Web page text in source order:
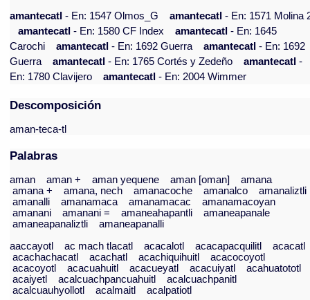
amantecatl- En: 1547 Olmos_G amantecatl- En: 1571 Molina
amantecatl- En: 1580 CF Index amantecatl- En: 1645
Carochi
amantecatl- En: 1692 Guerra amantecatl- En: 1692
Guerra
amantecatl- En: 1765 Cortés y Zedeño amantecatl-
En: 1780 Clavijero
amantecatl- En: 2004 Wimmer
Descomposición
aman-teca-tl
Palabras
aman aman + aman yequene aman [oman]
amana
amana +
amana, nech amanacoche amanalco
amanaliztli
amanalli
amanamaca amanamacac
amanamacoyan
amanani
amanani = amaneahapantli
amaneapanale
amaneapanaliztli
amaneapanalli
aaccayotl
ac mach tlacatl acacalotl acacapacquilitl
acacatl
acachachacatl
acachatl acachiquihuitl
acacocoyotl
acacoyotl
acacuahuitl acacueyatl acacuiyatl
acahuatototl
acaiyetl
acalcuachpancuahuitl
acalcuachpanitl
acalcuauhyollotl
acalmaitl
acalpatiotl